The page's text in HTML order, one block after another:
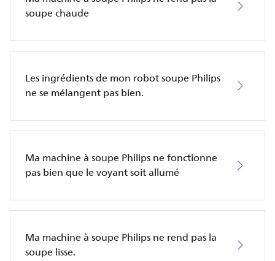
soupe chaude
Les ingrédients de mon robot soupe Philips
ne se mélangent pas bien.
Ma machine à soupe Philips ne fonctionne
pas bien que le voyant soit allumé
Ma machine à soupe Philips ne rend pas la
soupe lisse.